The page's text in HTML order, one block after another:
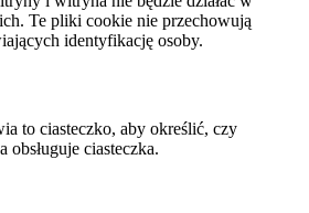
Te pliki cookie nie przechowują
identyfikację osoby.
to ciasteczko, aby określić, czy
ciasteczka.